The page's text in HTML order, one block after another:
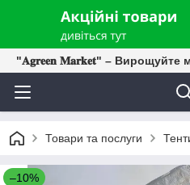
"𝐀𝐠𝐫𝐞𝐞𝐧 𝐌𝐚𝐫𝐤𝐞𝐭" –
Товари та послуги
–10%